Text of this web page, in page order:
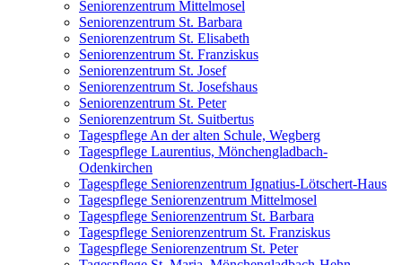
Seniorenzentrum Mittelmosel
Seniorenzentrum St. Barbara
Seniorenzentrum St. Elisabeth
Seniorenzentrum St. Franziskus
Seniorenzentrum St. Josef
Seniorenzentrum St. Josefshaus
Seniorenzentrum St. Peter
Seniorenzentrum St. Suitbertus
Tagespflege An der alten Schule, Wegberg
Tagespflege Laurentius, Mönchengladbach-
Odenkirchen
Tagespflege Seniorenzentrum Ignatius-Lötschert-Haus
Tagespflege Seniorenzentrum Mittelmosel
Tagespflege Seniorenzentrum St. Barbara
Tagespflege Seniorenzentrum St. Franziskus
Tagespflege Seniorenzentrum St. Peter